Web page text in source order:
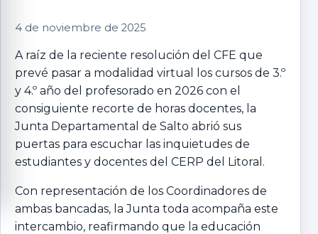
4 de noviembre de 2025
A raíz de la reciente resolución del CFE que
prevé pasar a modalidad virtual los cursos de 3.º
y 4.º año del profesorado en 2026 con el
consiguiente recorte de horas docentes, la
Junta Departamental de Salto abrió sus
puertas para escuchar las inquietudes de
estudiantes y docentes del CERP del Litoral.
Con representación de los Coordinadores de
ambas bancadas, la Junta toda acompaña este
intercambio, reafirmando que la educación